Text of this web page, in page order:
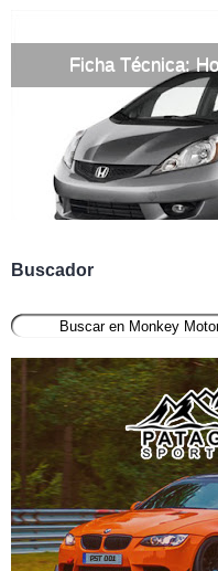
Ficha Técnica:
Buscador